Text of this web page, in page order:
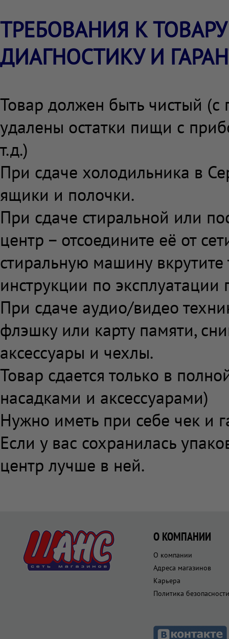
ТРЕБОВАНИЯ К
ДИАГНОСТИКУ И
Товар должен быть чистый (с
удалены остатки пищи с
т.д.)
При сдаче холодильника в
ящики и полочки.
При сдаче стиральной или
центр – отсоедините её от
стиральную машину
инструкции по эксплуатации
При сдаче аудио/видео
флэшку или карту памяти,
аксессуары и чехлы.
Товар сдается только в
насадками и аксессуарами)
Нужно иметь при себе чек и
Если у вас сохранилась
центр лучше в ней.
О КОМПАНИИ
О компании
Адреса магазинов
Карьера
Политика безопасности